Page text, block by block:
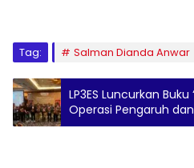
Tag: Salman Dianda Anwar
LP3ES Luncurkan
Operasi Pengaruh